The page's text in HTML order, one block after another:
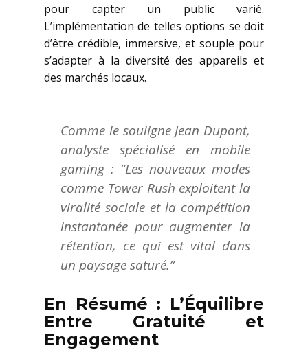
pour capter un public varié.
L’implémentation de telles options se doit
d’être crédible, immersive, et souple pour
s’adapter à la diversité des appareils et
des marchés locaux.
Comme le souligne Jean Dupont,
analyste spécialisé en mobile
gaming : “Les nouveaux modes
comme Tower Rush exploitent la
viralité sociale et la compétition
instantanée pour augmenter la
rétention, ce qui est vital dans
un paysage saturé.”
En Résumé : L’Équilibre
Entre Gratuité et
Engagement